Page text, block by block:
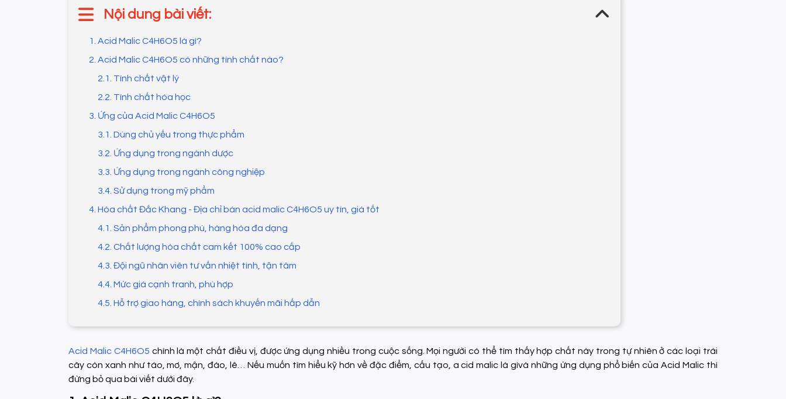
Nội dung bài viết:
1. Acid Malic C4H6O5 là gì?
2. Acid Malic C4H6O5 có những tính chất nào?
2.1. Tính chất vật lý
2.2. Tính chất hóa học
3. Ứng của Acid Malic C4H6O5
3.1. Dùng chủ yếu trong thực phẩm
3.2. Ứng dụng trong ngành dược
3.3. Ứng dụng trong ngành công nghiệp
3.4. Sử dụng trong mỹ phẩm
4. Hóa chất Đắc Khang - Địa chỉ bán acid malic C4H6O5 uy tín, giá tốt
4.1. Sản phẩm phong phú, hàng hóa đa dạng
4.2. Chất lượng hóa chất cam kết 100% cao cấp
4.3. Đội ngũ nhân viên tư vấn nhiệt tình, tận tâm
4.4. Mức giá cạnh tranh, phù hợp
4.5. Hỗ trợ giao hàng, chính sách khuyến mãi hấp dẫn
Acid Malic C4H6O5 chính là một chất điều vị, được ứng dụng nhiều trong cuộc sống. Mọi người có thể tìm thấy hợp chất này trong tự nhiên ở các loại trái
cây còn xanh như táo, mơ, mận, đào, lê… Nếu muốn tìm hiểu kỹ hơn về đặc điểm, cấu tạo, a cid malic là gìvà những ứng dụng phổ biến của Acid Malic thì
đừng bỏ qua bài viết dưới đây.